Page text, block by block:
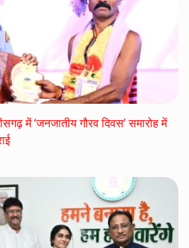
में ‘जनजातीय गौरव दिवस’ समारोह में